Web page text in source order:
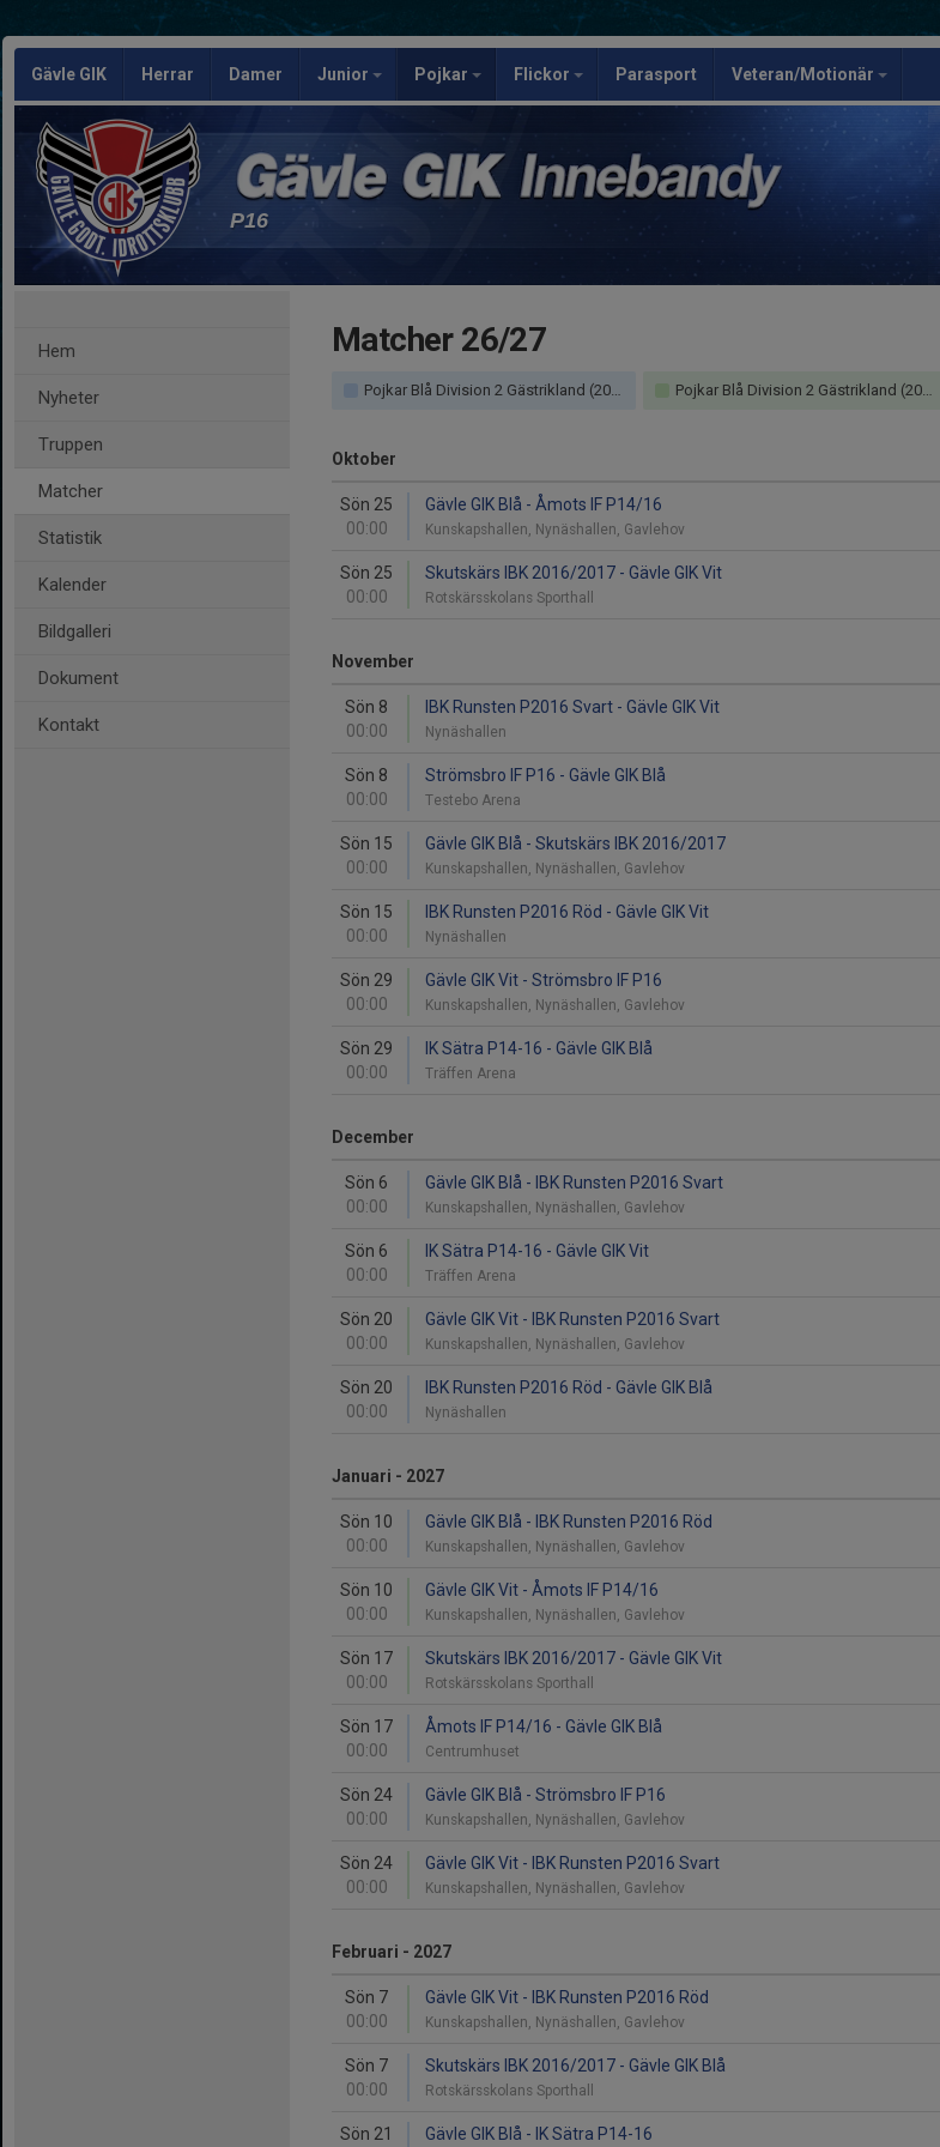
Gävle GIK Herrar Damer Junior Pojkar Flickor Parasport Veteran/Motionär
P16
Hem
Nyheter
Truppen
Matcher
Statistik
Kalender
Bildgalleri
Dokument
Kontakt
Matcher 26/27
Pojkar Blå Division 2 Gästrikland (2016) grupp A (Gävleborg) Pojkar Blå Division 2 Gästrikland (2016) grupp A (Gävleborg)
Oktober
Sön 25
00:00
Gävle GIK Blå - Åmots IF P14/16
Kunskapshallen, Nynäshallen, Gavlehov
Sön 25
00:00
Skutskärs IBK 2016/2017 - Gävle GIK Vit
Rotskärsskolans Sporthall
November
Sön 8
00:00
IBK Runsten P2016 Svart - Gävle GIK Vit
Nynäshallen
Sön 8
00:00
Strömsbro IF P16 - Gävle GIK Blå
Testebo Arena
Sön 15
00:00
Gävle GIK Blå - Skutskärs IBK 2016/2017
Kunskapshallen, Nynäshallen, Gavlehov
Sön 15
00:00
IBK Runsten P2016 Röd - Gävle GIK Vit
Nynäshallen
Sön 29
00:00
Gävle GIK Vit - Strömsbro IF P16
Kunskapshallen, Nynäshallen, Gavlehov
Sön 29
00:00
IK Sätra P14-16 - Gävle GIK Blå
Träffen Arena
December
Sön 6
00:00
Gävle GIK Blå - IBK Runsten P2016 Svart
Kunskapshallen, Nynäshallen, Gavlehov
Sön 6
00:00
IK Sätra P14-16 - Gävle GIK Vit
Träffen Arena
Sön 20
00:00
Gävle GIK Vit - IBK Runsten P2016 Svart
Kunskapshallen, Nynäshallen, Gavlehov
Sön 20
00:00
IBK Runsten P2016 Röd - Gävle GIK Blå
Nynäshallen
Januari - 2027
Sön 10
00:00
Gävle GIK Blå - IBK Runsten P2016 Röd
Kunskapshallen, Nynäshallen, Gavlehov
Sön 10
00:00
Gävle GIK Vit - Åmots IF P14/16
Kunskapshallen, Nynäshallen, Gavlehov
Sön 17
00:00
Skutskärs IBK 2016/2017 - Gävle GIK Vit
Rotskärsskolans Sporthall
Sön 17
00:00
Åmots IF P14/16 - Gävle GIK Blå
Centrumhuset
Sön 24
00:00
Gävle GIK Blå - Strömsbro IF P16
Kunskapshallen, Nynäshallen, Gavlehov
Sön 24
00:00
Gävle GIK Vit - IBK Runsten P2016 Svart
Kunskapshallen, Nynäshallen, Gavlehov
Februari - 2027
Sön 7
00:00
Gävle GIK Vit - IBK Runsten P2016 Röd
Kunskapshallen, Nynäshallen, Gavlehov
Sön 7
00:00
Skutskärs IBK 2016/2017 - Gävle GIK Blå
Rotskärsskolans Sporthall
Sön 21 Gävle GIK Blå - IK Sätra P14-16